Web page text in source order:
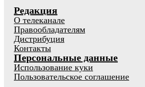
Редакция
О телеканале
Правообладателям
Дистрибуция
Контакты
Персональные данные
Использование куки
Пользовательское соглашение